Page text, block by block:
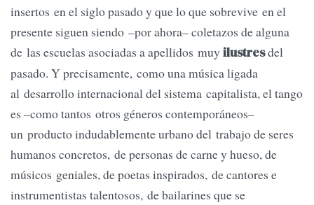
insertos en el siglo pasado y que lo que sobrevive en el
presente siguen siendo –por ahora– coletazos de alguna
de las escuelas asociadas a apellidos muy ilustresdel
pasado. Y precisamente, como una música ligada
al desarrollo internacional del sistema capitalista, el tango
es –como tantos otros géneros contemporáneos–
un producto indudablemente urbano del trabajo de seres
humanos concretos, de personas de carne y hueso, de
músicos geniales, de poetas inspirados, de cantores e
instrumentistas talentosos, de bailarines que se